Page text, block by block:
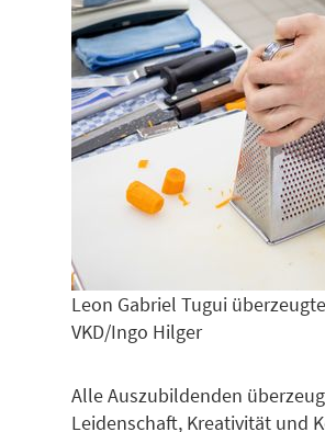
Leon Gabriel Tugui
VKD/Ingo Hilger
Alle Auszubildenden
Leidenschaft, Kreativität und